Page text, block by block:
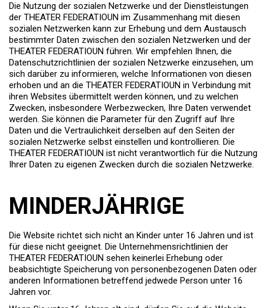
Die Nutzung der sozialen Netzwerke und der Dienstleistungen
der THEATER FEDERATIOUN im Zusammenhang mit diesen
sozialen Netzwerken kann zur Erhebung und dem Austausch
bestimmter Daten zwischen den sozialen Netzwerken und der
THEATER FEDERATIOUN führen. Wir empfehlen Ihnen, die
Datenschutzrichtlinien der sozialen Netzwerke einzusehen, um
sich darüber zu informieren, welche Informationen von diesen
erhoben und an die THEATER FEDERATIOUN in Verbindung mit
ihren Websites übermittelt werden können, und zu welchen
Zwecken, insbesondere Werbezwecken, Ihre Daten verwendet
werden. Sie können die Parameter für den Zugriff auf Ihre
Daten und die Vertraulichkeit derselben auf den Seiten der
sozialen Netzwerke selbst einstellen und kontrollieren. Die
THEATER FEDERATIOUN ist nicht verantwortlich für die Nutzung
Ihrer Daten zu eigenen Zwecken durch die sozialen Netzwerke.
MINDERJÄHRIGE
Die Website richtet sich nicht an Kinder unter 16 Jahren und ist
für diese nicht geeignet. Die Unternehmensrichtlinien der
THEATER FEDERATIOUN sehen keinerlei Erhebung oder
beabsichtigte Speicherung von personenbezogenen Daten oder
anderen Informationen betreffend jedwede Person unter 16
Jahren vor.